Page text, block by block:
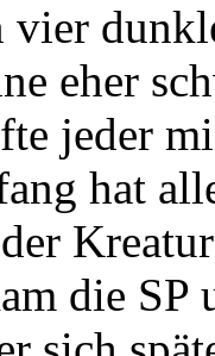
vier
eher
jeder
hat
die SP